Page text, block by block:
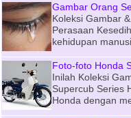
Gambar Orang
Koleksi Gambar
Perasaan
kehidupan
Foto-foto Honda
Inilah Koleksi
Supercub Series
Honda dengan